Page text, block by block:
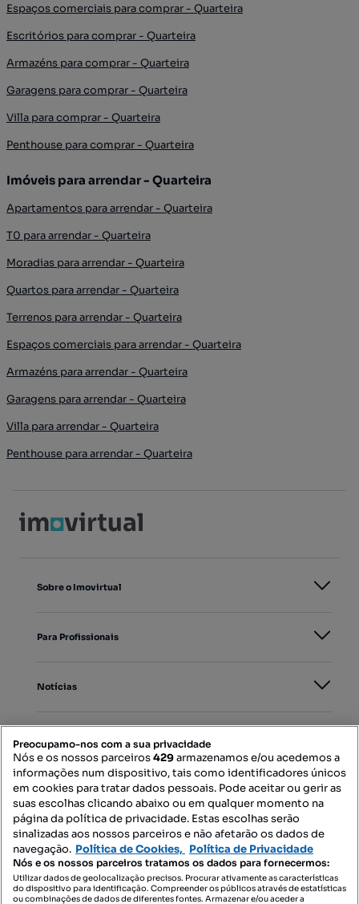
Espaços comerciais para comprar - Quarteira
Escritórios para comprar - Quarteira
Armazéns para comprar - Quarteira
Garagens para comprar - Quarteira
Villa para comprar - Quarteira
Penthouse para comprar - Quarteira
Imóveis para arrendar - Quarteira
Apartamentos para arrendar - Quarteira
T0 para arrendar - Quarteira
Moradias para arrendar - Quarteira
Quartos para arrendar - Quarteira
Terrenos para arrendar - Quarteira
Espaços comerciais para arrendar - Quarteira
Armazéns para arrendar - Quarteira
Garagens para arrendar - Quarteira
Villa para arrendar - Quarteira
Penthouse para arrendar - Quarteira
Sobre o Imovirtual
Para Profissionais
Notícias
Mapa do Site
Contacte-nos
SIGA-NOS:
Preocupamo-nos com a sua privacidade
Nós e os nossos parceiros429armazenamos e/ou acedemos a
informações num dispositivo, tais como identificadores únicos
em cookies para tratar dados pessoais. Pode aceitar ou gerir as
suas escolhas clicando abaixo ou em qualquer momento na
página da política de privacidade. Estas escolhas serão
sinalizadas aos nossos parceiros e não afetarão os dados de
navegação. Política de Cookies, Política de Privacidade
Nós e os nossos parceiros tratamos os dados para fornecermos:
Utilizar dados de geolocalização precisos. Procurar ativamente as características
do dispositivo para identificação. Compreender os públicos através de estatísticas
ou combinações de dados de diferentes fontes. Armazenar e/ou aceder a